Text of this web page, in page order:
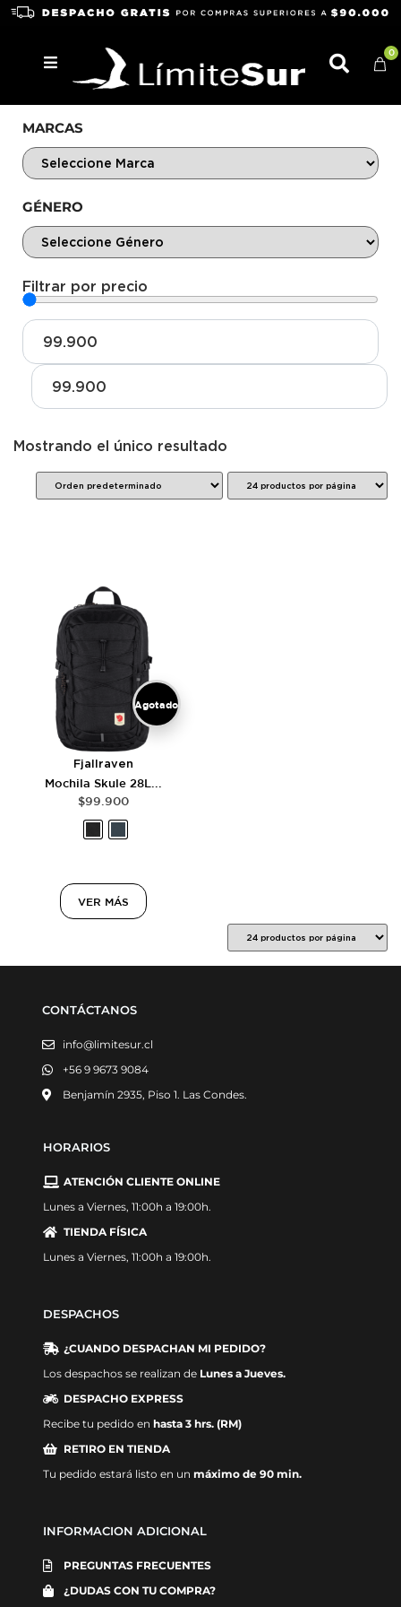
0
MARCAS
GÉNERO
Filtrar por precio
Mostrando el único resultado
Agotado
Fjallraven
Mochila Skule 28L...
$99.900
VER MÁS
CONTÁCTANOS
info@limitesur.cl
+56 9 9673 9084
Benjamín 2935, Piso 1. Las Condes.
HORARIOS
ATENCIÓN CLIENTE ONLINE
Lunes a Viernes, 11:00h a 19:00h.
TIENDA FÍSICA
Lunes a Viernes, 11:00h a 19:00h.
DESPACHOS
¿CUANDO DESPACHAN MI PEDIDO?
Los despachos se realizan de Lunes a Jueves.
DESPACHO EXPRESS
Recibe tu pedido en hasta 3 hrs. (RM)
RETIRO EN TIENDA
Tu pedido estará listo en un máximo de 90 min.
INFORMACION ADICIONAL
PREGUNTAS FRECUENTES
¿DUDAS CON TU COMPRA?